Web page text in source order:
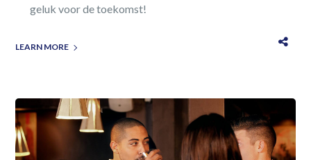
geluk voor de toekomst!
LEARN MORE